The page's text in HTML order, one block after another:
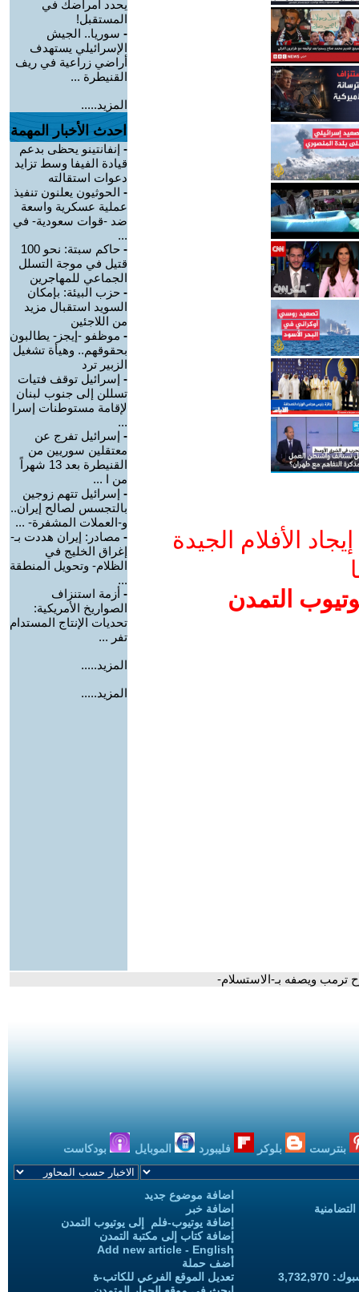
الأفلام الجيدة
التمدن
يحدد أمراضك في
المستقبل!
- سوريا.. الجيش
الإسرائيلي يستهدف
أراضي زراعية في ريف
القنيطرة ...
المزيد.....
احدث الأخبار المهمة
- إنفانتينو يحظى بدعم
قيادة الفيفا وسط تزايد
دعوات استقالته
- الحوثيون يعلنون تنفيذ
عملية عسكرية واسعة
ضد -قوات سعودية- في
...
-
حاكم سبتة: نحو 100
قتيل في موجة التسلل
الجماعي للمهاجرين
- حزب البيئة: بإمكان
السويد استقبال مزيد
من اللاجئين
- موظفو -إيجز- يطالبون
بحقوقهم.. وهيأة تشغيل
الزبير ترد
- إسرائيل توقف فتيات
تسللن إلى جنوب لبنان
لإقامة مستوطنات إسرا
...
- إسرائيل تفرج عن
معتقلين سوريين من
القنيطرة بعد 13 شهراً
من ا ...
- إسرائيل تتهم زوجين
بالتجسس لصالح إيران..
و-العملات المشفرة- ...
- مصادر: إيران هددت بـ-
إغراق الخليج في
الظلام- وتحويل المنطقة
...
- أزمة استنزاف
الصواريخ الأمريكية:
تحديات الإنتاج المستدام
تفر ...
المزيد.....
المزيد.....
ترمب ويصفه بـ-الاستسلام-
بنترست بلوكر فليبورد الموبايل بودكاست
اضافة موضوع جديد
اضافة خبر
إضافة يوتيوب-فلم إلى يوتيوب التمدن
إضافة كتاب إلى مكتبة التمدن
Add new article - English
أضف حملة
تعديل الموقع الفرعي للكاتب-ة